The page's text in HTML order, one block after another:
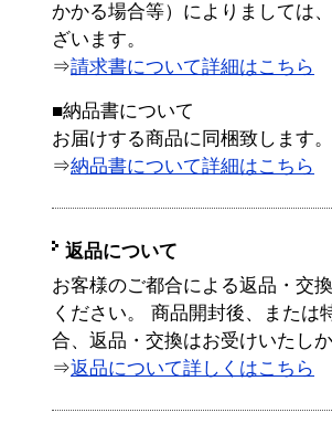
かかる場合等）によりましては
ざいます。
⇒請求書について詳細はこちら
■納品書について
お届けする商品に同梱致します。
⇒納品書について詳細はこちら
返品について
お客様のご都合による返品・交
ください。 商品開封後、または
合、返品・交換はお受けいたし
⇒返品について詳しくはこちら